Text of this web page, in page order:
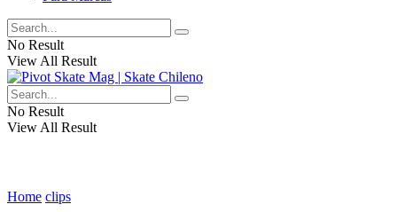
No Result
View All Result
No Result
View All Result
Home clips